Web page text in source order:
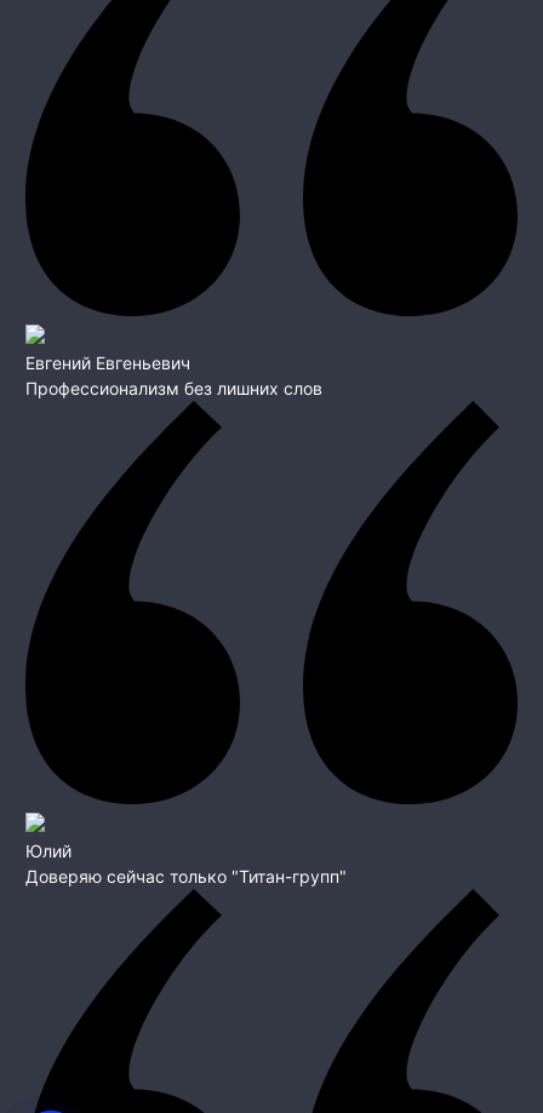
Евгений Евгеньевич
Профессионализм без лишних слов
Юлий
Доверяю сейчас только "Титан-групп"